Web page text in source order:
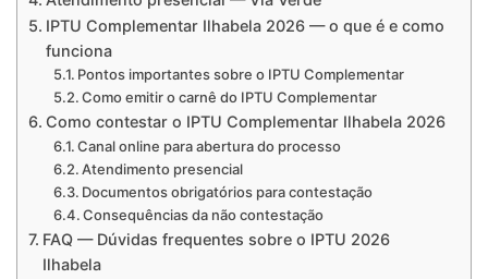
IPTU Complementar Ilhabela 2026 — o que é e como
funciona
Pontos importantes sobre o IPTU Complementar
Como emitir o carnê do IPTU Complementar
Como contestar o IPTU Complementar Ilhabela 2026
Canal online para abertura do processo
Atendimento presencial
Documentos obrigatórios para contestação
Consequências da não contestação
FAQ — Dúvidas frequentes sobre o IPTU 2026
Ilhabela